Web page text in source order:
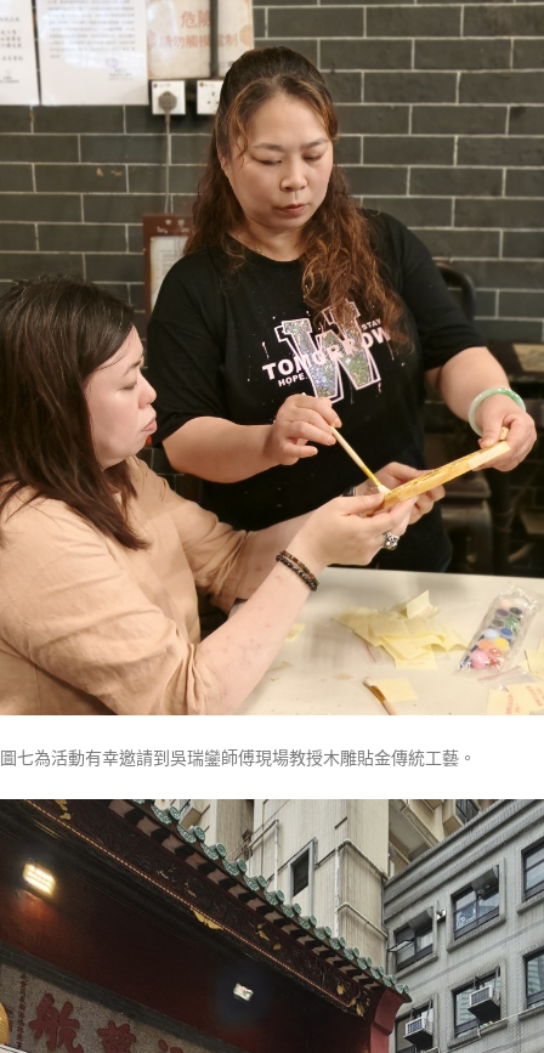
圖七為活動有幸邀請到吳瑞鑾師傅現場教授木雕貼金傳統工藝。